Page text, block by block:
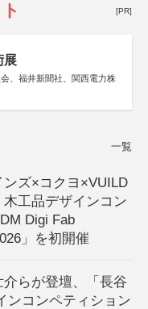
[PR]
展
、福井新聞社、関西電力株
一覧
ンズ×コクヨ×VUILD
工品デザインコン
Digi Fab
」を初開催
らが登壇、「長谷
ンコンペティション